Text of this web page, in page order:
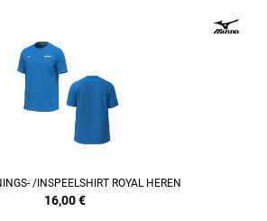
/INSPEELSHIRT ROYAL HEREN
16,00€